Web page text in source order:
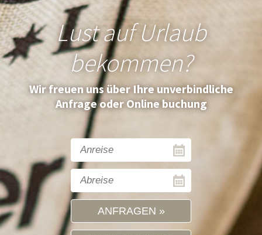
Lust auf Urlaub
bekommen?
Wir freuen uns über Ihre unverbindliche
Anfrage oder Online buchung
ANFRAGEN